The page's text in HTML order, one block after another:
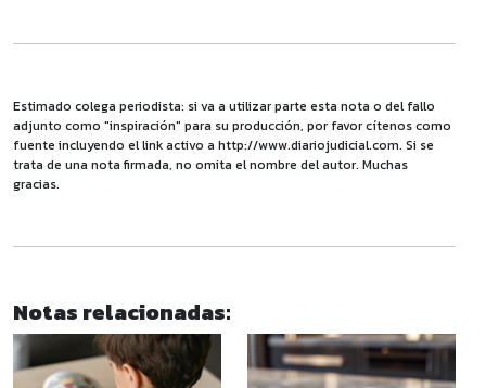
Estimado colega periodista: si va a utilizar parte esta nota o del fallo
adjunto como "inspiración" para su producción, por favor cítenos como
fuente incluyendo el link activo a http://www.diariojudicial.com. Si se
trata de una nota firmada, no omita el nombre del autor. Muchas
gracias.
Notas relacionadas: